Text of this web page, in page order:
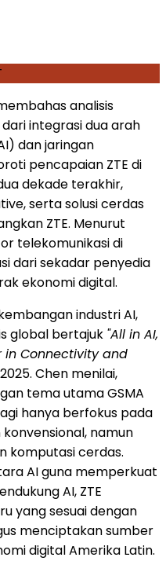
analisis
integrasi dua arah
dan jaringan
pencapaian ZTE di
dekade terakhir,
serta solusi cerdas
ZTE. Menurut
telekomunikasi di
dari sekadar penyedia
ekonomi digital.
industri AI,
global bertajuk "All in AI,
in Connectivity and
Chen menilai,
tema utama GSMA
hanya berfokus pada
namun
komputasi cerdas.
AI guna memperkuat
AI, ZTE
yang sesuai dengan
menciptakan sumber
digital Amerika Latin.